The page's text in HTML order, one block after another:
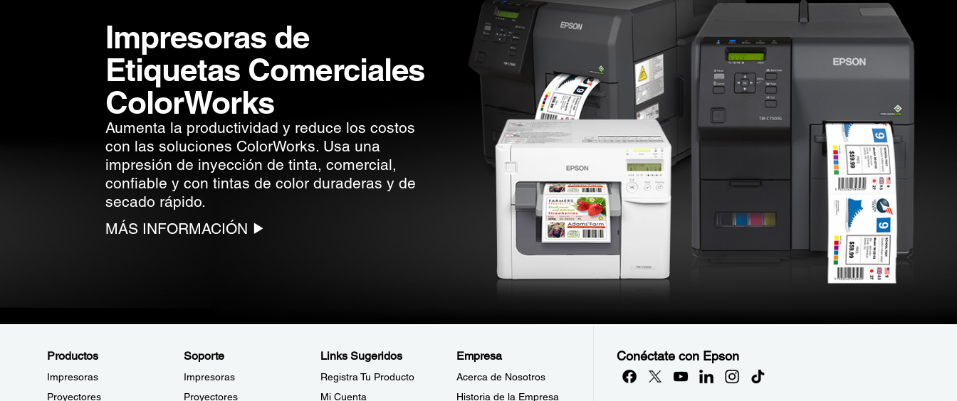
Impresoras de
Etiquetas Comerciales
ColorWorks
Aumenta la productividad y reduce los costos
con las soluciones ColorWorks. Usa una
impresión de inyección de tinta, comercial,
confiable y con tintas de color duraderas y de
secado rápido.
MÁS INFORMACIÓN
Productos
Impresoras
Proyectores
Soporte
Impresoras
Proyectores
Links Sugeridos
Registra Tu Producto
Mi Cuenta
Empresa
Acerca de Nosotros
Historia de la Empresa
Conéctate con Epson